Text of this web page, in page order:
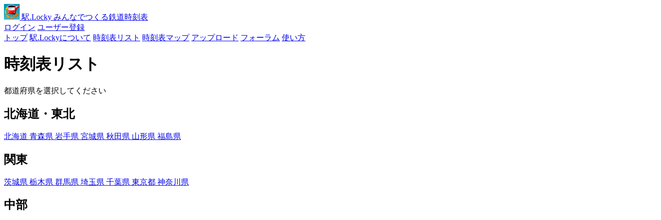
駅.Locky みんなでつくる鉄道時刻表
ログイン ユーザー登録
トップ 駅.Lockyについて 時刻表リスト 時刻表マップ アップロード フォーラム 使い方
時刻表リスト
都道府県を選択してください
北海道・東北
北海道 青森県 岩手県 宮城県 秋田県 山形県 福島県
関東
茨城県 栃木県 群馬県 埼玉県 千葉県 東京都 神奈川県
中部